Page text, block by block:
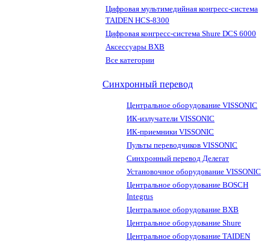
Цифровая мультимедийная конгресс-система
TAIDEN HCS-8300
Цифровая конгресс-система Shure DCS 6000
Аксессуары BXB
Все категории
Синхронный перевод
Центральное оборудование VISSONIC
ИК-излучатели VISSONIC
ИК-приемники VISSONIC
Пульты переводчиков VISSONIC
Синхронный перевод Делегат
Установочное оборудование VISSONIC
Центральное оборудование BOSCH
Integrus
Центральное оборудование BXB
Центральное оборудование Shure
Центральное оборудование TAIDEN